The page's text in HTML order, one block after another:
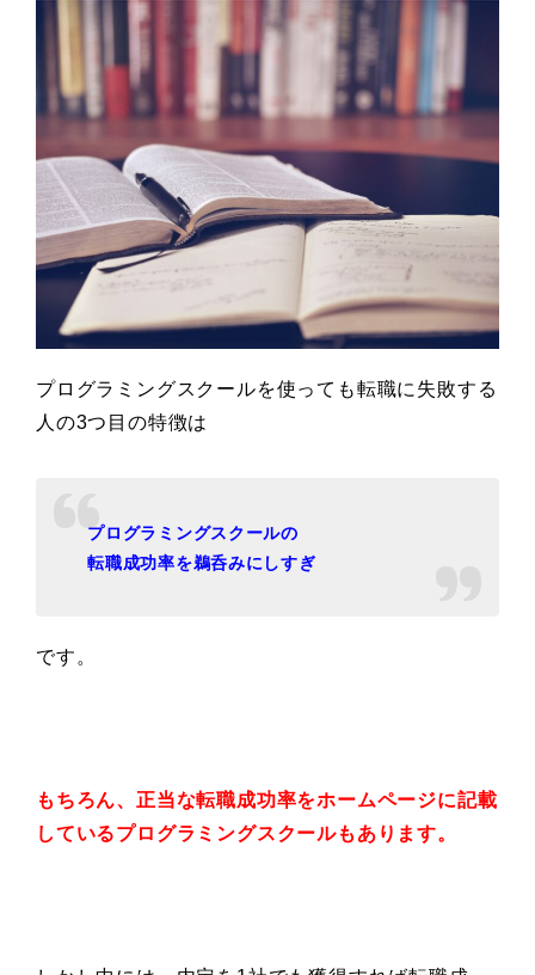
プログラミングスクールを使っても転職に失敗する
人の3つ目の特徴は
プログラミングスクールの
転職成功率を鵜呑みにしすぎ
です。
もちろん、正当な転職成功率をホームページに記載
しているプログラミングスクールもあります。